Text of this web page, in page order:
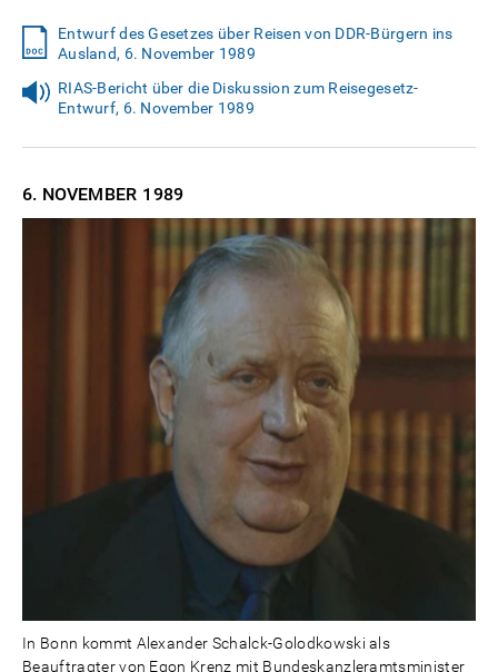
Entwurf des Gesetzes über Reisen von DDR-Bürgern ins
Ausland, 6. November 1989
RIAS-Bericht über die Diskussion zum Reisegesetz-
Entwurf, 6. November 1989
6. NOVEMBER 1989
In Bonn kommt Alexander Schalck-Golodkowski als
Beauftragter von Egon Krenz mit Bundeskanzleramtsminister